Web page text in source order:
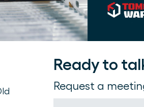
Ready to
Request a